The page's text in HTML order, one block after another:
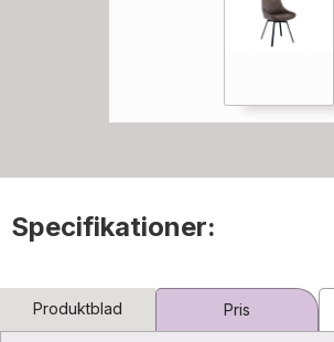
Specifikationer:
Produktblad Pris